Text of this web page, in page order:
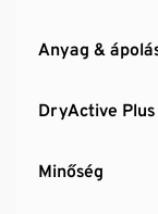
Anyag &
DryActive
Minőség